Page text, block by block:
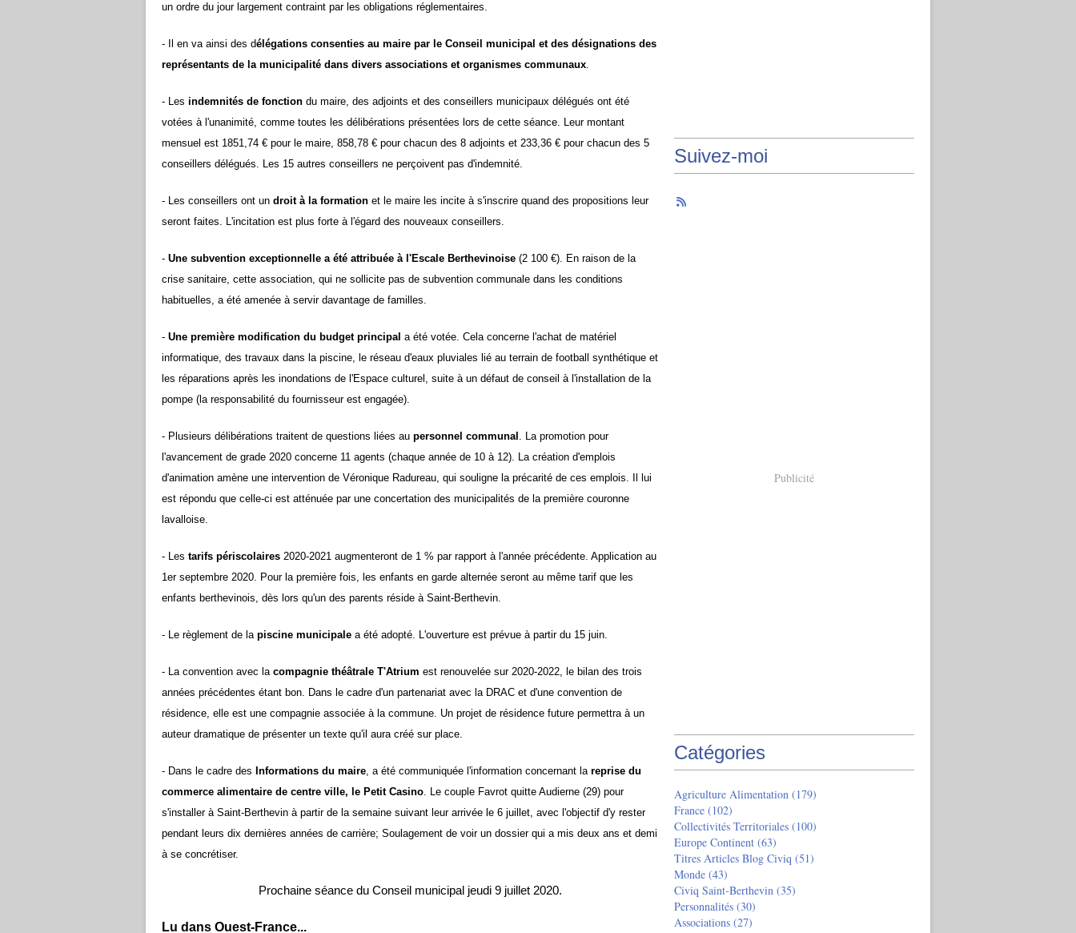
un ordre du jour largement contraint par les obligations réglementaires.
- Il en va ainsi des délégations consenties au maire par le Conseil municipal et des désignations des
représentants de la municipalité dans divers associations et organismes communaux.
- Les indemnités de fonction du maire, des adjoints et des conseillers municipaux délégués ont été
votées à l'unanimité, comme toutes les délibérations présentées lors de cette séance. Leur montant
mensuel est 1851,74 € pour le maire, 858,78 € pour chacun des 8 adjoints et 233,36 € pour chacun des 5
conseillers délégués. Les 15 autres conseillers ne perçoivent pas d'indemnité.
- Les conseillers ont un droit à la formation et le maire les incite à s'inscrire quand des propositions leur
seront faites. L'incitation est plus forte à l'égard des nouveaux conseillers.
- Une subvention exceptionnelle a été attribuée à l'Escale Berthevinoise (2 100 €). En raison de la
crise sanitaire, cette association, qui ne sollicite pas de subvention communale dans les conditions
habituelles, a été amenée à servir davantage de familles.
- Une première modification du budget principal a été votée. Cela concerne l'achat de matériel
informatique, des travaux dans la piscine, le réseau d'eaux pluviales lié au terrain de football synthétique et
les réparations après les inondations de l'Espace culturel, suite à un défaut de conseil à l'installation de la
pompe (la responsabilité du fournisseur est engagée).
- Plusieurs délibérations traitent de questions liées au personnel communal . La promotion pour
l'avancement de grade 2020 concerne 11 agents (chaque année de 10 à 12). La création d'emplois
d'animation amène une intervention de Véronique Radureau, qui souligne la précarité de ces emplois. Il lui
est répondu que celle-ci est atténuée par une concertation des municipalités de la première couronne
lavalloise.
- Les tarifs périscolaires 2020-2021 augmenteront de 1 % par rapport à l'année précédente. Application au
1er septembre 2020. Pour la première fois, les enfants en garde alternée seront au même tarif que les
enfants berthevinois, dès lors qu'un des parents réside à Saint-Berthevin.
- Le règlement de lapiscine municipale a été adopté. L'ouverture est prévue à partir du 15 juin.
- La convention avec la compagnie théâtrale T'Atrium est renouvelée sur 2020-2022, le bilan des trois
années précédentes étant bon. Dans le cadre d'un partenariat avec la DRAC et d'une convention de
résidence, elle est une compagnie associée à la commune. Un projet de résidence future permettra à un
auteur dramatique de présenter un texte qu'il aura créé sur place.
- Dans le cadre des nformations du maire, a été communiquée l'information concernant la reprise du
commerce alimentaire de centre ville, le Petit Casino. Le couple Favrot quitte Audierne (29) pour
s'installer à Saint-Berthevin à partir de la semaine suivant leur arrivée le 6 juillet, avec l'objectif d'y rester
pendant leurs dix dernières années de carrière; Soulagement de voir un dossier qui a mis deux ans et demi
à se concrétiser.
Prochaine séance du Conseil municipal jeudi 9 juillet 2020.
Lu dans Ouest-France...
Suivez-moi
Publicité
Catégories
Agriculture Alimentation (179)
France (102)
Collectivités Territoriales (100)
Europe Continent (63)
Titres Articles Blog Civiq (51)
Monde (43)
Civiq Saint-Berthevin (35)
Personnalités (30)
Associations (27)